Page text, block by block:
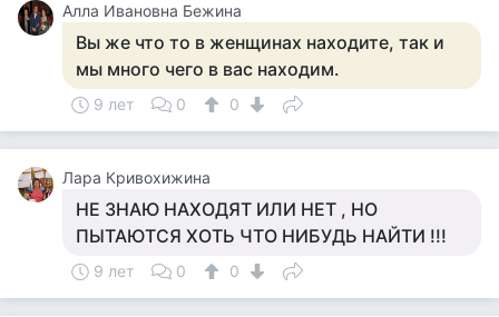
Алла Ивановна Бежина
Вы же что то в женщинах находите, так и
мы много чего в вас находим.
9 лет 0 0
Лара Кривохижина
НЕ ЗНАЮ НАХОДЯТ ИЛИ НЕТ , НО
ПЫТАЮТСЯ ХОТЬ ЧТО НИБУДЬ НАЙТИ !!!
9 лет 0 0